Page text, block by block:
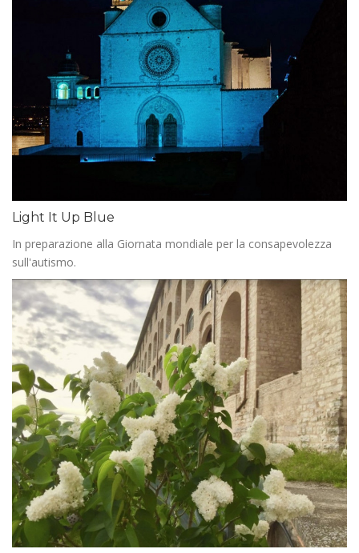
Light It Up Blue
In preparazione alla Giornata mondiale per la consapevolezza
sull'autismo.